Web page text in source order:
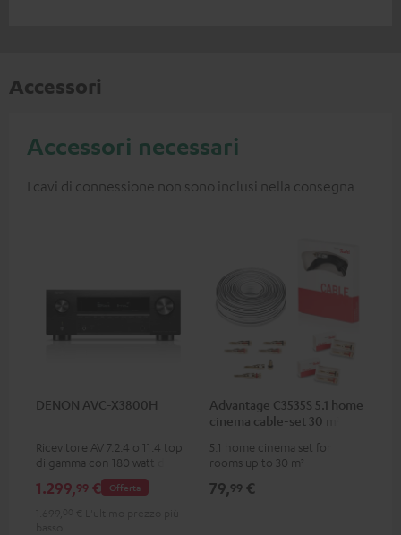
Accessori
Accessori necessari
I cavi di connessione non sono inclusi nella consegna
DENON AVC-X3800H
Ricevitore AV 7.2.4 o 11.4 top
di gamma con 180 watt di
potenza in uscita per canale
Offerta
1.299,99 €
Advantage C3535S 5.1 home
cinema cable-set 30 m²
5.1 home cinema set for
rooms up to 30 m²
79,99 €